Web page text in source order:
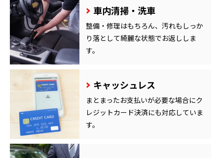
車内清掃・洗車
整備・修理はもちろん、汚れもしっか
り落として綺麗な状態でお返ししま
す。
キャッシュレス
まとまったお支払いが必要な場合にク
レジットカード決済にも対応していま
す。